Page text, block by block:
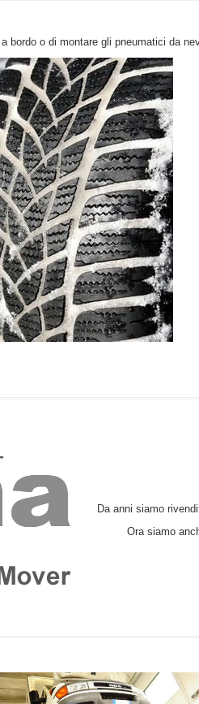
bordo o di montare gli pneumatici da
Da anni siamo
Ora siamo